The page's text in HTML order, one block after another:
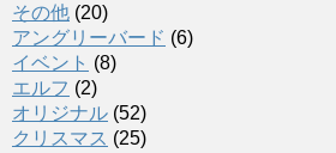
その他 (20)
アングリーバード (6)
イベント (8)
エルフ (2)
オリジナル (52)
クリスマス (25)